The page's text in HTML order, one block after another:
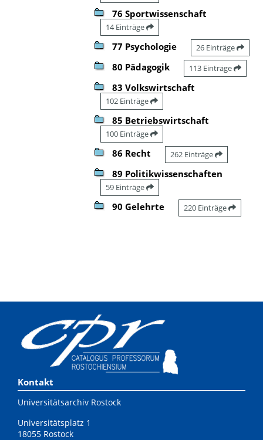
76 Sportwissenschaft
14 Einträge
77 Psychologie 26 Einträge
80 Pädagogik 113 Einträge
83 Volkswirtschaft
102 Einträge
85 Betriebswirtschaft
100 Einträge
86 Recht 262 Einträge
89 Politikwissenschaften
59 Einträge
90 Gelehrte 220 Einträge
Kontakt
Universitätsarchiv Rostock
Universitätsplatz 1
18055 Rostock